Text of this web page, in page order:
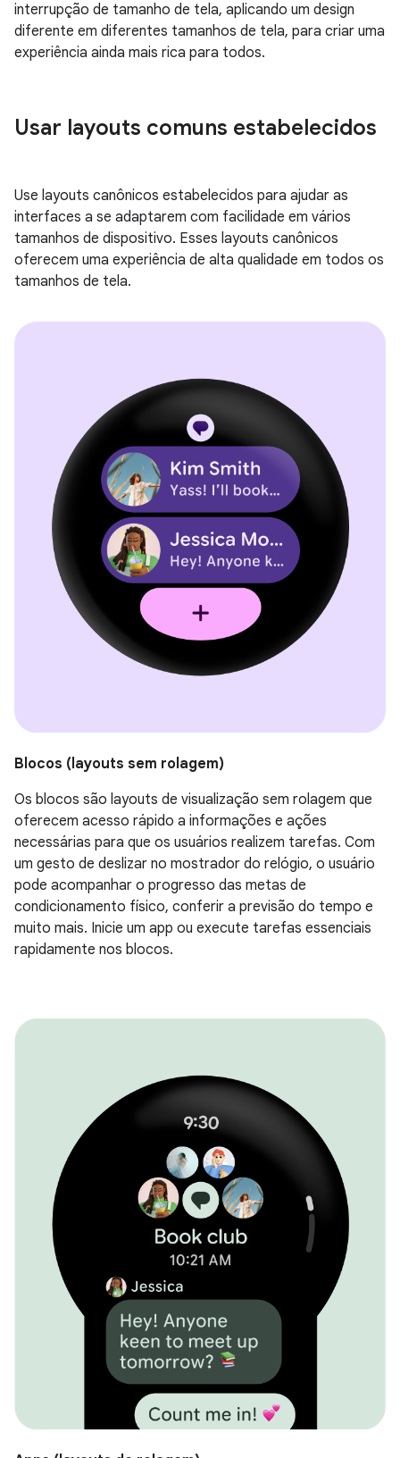
interrupção de tamanho de tela, aplicando um design
diferente em diferentes tamanhos de tela, para criar uma
experiência ainda mais rica para todos.
Usar layouts comuns estabelecidos
Use layouts canônicos estabelecidos para ajudar as
interfaces a se adaptarem com facilidade em vários
tamanhos de dispositivo. Esses layouts canônicos
oferecem uma experiência de alta qualidade em todos os
tamanhos de tela.
Blocos (layouts sem rolagem)
Os blocos são layouts de visualização sem rolagem que
oferecem acesso rápido a informações e ações
necessárias para que os usuários realizem tarefas. Com
um gesto de deslizar no mostrador do relógio, o usuário
pode acompanhar o progresso das metas de
condicionamento físico, conferir a previsão do tempo e
muito mais. Inicie um app ou execute tarefas essenciais
rapidamente nos blocos.